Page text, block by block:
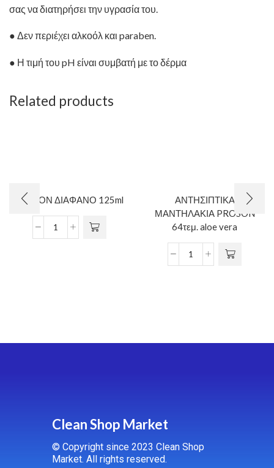
σας να διατηρήσει την υγρασία του.
● Δεν περιέχει αλκοόλ και paraben.
● Η τιμή του pH είναι συμβατή με το δέρμα
Related products
ΑΣΕΤΟΝ ΔΙΑΦΑΝΟ 125ml
ΑΝΤΗΣΙΠΤΙΚΑ
ΜΑΝΤΗΛΑΚΙΑ PROSON
64τεμ. aloe vera
Clean Shop Market
© Copyright since 2023 Clean Shop
Market. All rights reserved.